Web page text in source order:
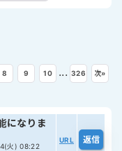
8 9 10 ... 326 次»
になりま
火) 08:22
URL